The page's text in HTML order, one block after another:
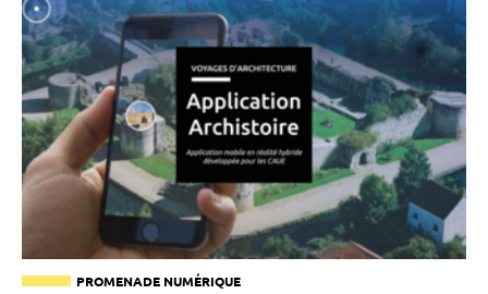
PROMENADE NUMÉRIQUE